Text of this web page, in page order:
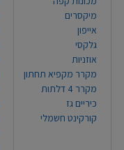
מיקסרים
אייפון
גלקסי
אוזניות
מקרר מקפיא תחתון
מקרר 4 דלתות
כיריים גז
קורקינט חשמלי